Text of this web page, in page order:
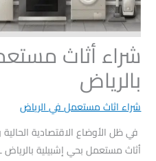
شراء أثاث
بالرياض
شراء اثاث مستعمل في الرياض
في ظل الأوضاع الاقتصادية الحالية
أثاث مستعمل بحي إشبيلية بالرياض